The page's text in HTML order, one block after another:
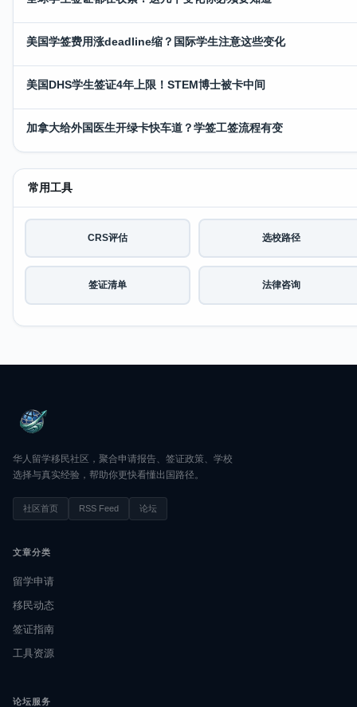
美国学签费用涨deadline缩？国际学生注意这些变化
美国DHS学生签证4年上限！STEM博士被卡中间
加拿大给外国医生开绿卡快车道？学签工签流程有变
常用工具
CRS评估 选校路径
签证清单 法律咨询
华人留学移民社区，聚合申请报告、签证政策、学校
选择与真实经验，帮助你更快看懂出国路径。
社区首页 RSS Feed 论坛
文章分类
留学申请
移民动态
签证指南
工具资源
论坛服务